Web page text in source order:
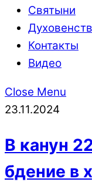
Святыни
Контакты
Видео
Close Menu
23.11.2024
В канун
бдение в